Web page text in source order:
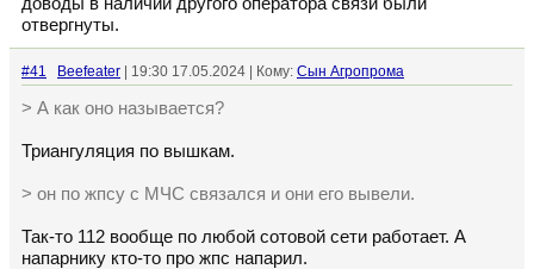
отвергнуты.
#41 Beefeater | 19:30 17.05.2024 | Кому: Сын Агропрома
> А как оно называется?
Триангуляция по вышкам.
> он по жпсу с МЧС связался и они его вывели.
Так-то 112 вообще по любой сотовой сети работает. А
напарнику кто-то про жпс напарил.